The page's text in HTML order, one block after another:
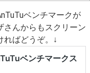
ベンチマークが
さんからもスクリーン
ればどうぞ。↓